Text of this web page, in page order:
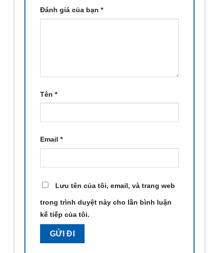
Đánh giá của bạn *
Tên *
Email *
Lưu tên của tôi, email, và trang web
trong trình duyệt này cho lần bình luận
kế tiếp của tôi.